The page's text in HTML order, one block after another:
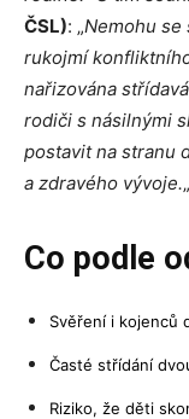
ČSL): „Nemohu se
rukojmí
nařizována
rodiči s násilnými
postavit na stranu
a zdravého vývoje.„
Co podle
Svěření i kojenců
Časté střídání
Riziko, že děti